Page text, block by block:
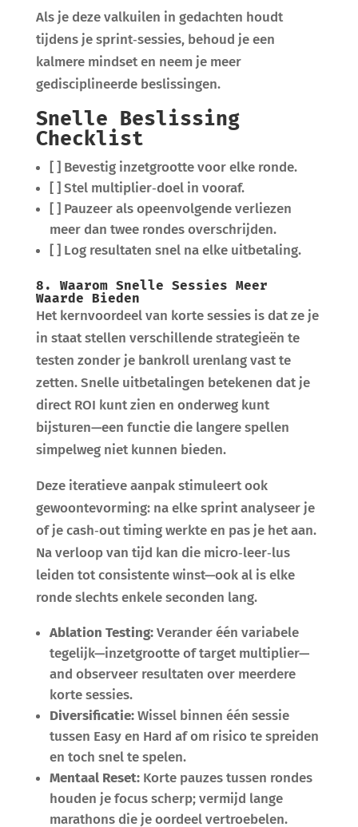
Als je deze valkuilen in gedachten houdt
tijdens je sprint‑sessies, behoud je een
kalmere mindset en neem je meer
gedisciplineerde beslissingen.
Snelle Beslissing
Checklist
[ ] Bevestig inzetgrootte voor elke ronde.
[ ] Stel multiplier‑doel in vooraf.
[ ] Pauzeer als opeenvolgende verliezen
meer dan twee rondes overschrijden.
[ ] Log resultaten snel na elke uitbetaling.
8. Waarom Snelle Sessies Meer
Waarde Bieden
Het kernvoordeel van korte sessies is dat ze je
in staat stellen verschillende strategieën te
testen zonder je bankroll urenlang vast te
zetten. Snelle uitbetalingen betekenen dat je
direct ROI kunt zien en onderweg kunt
bijsturen—een functie die langere spellen
simpelweg niet kunnen bieden.
Deze iteratieve aanpak stimuleert ook
gewoontevorming: na elke sprint analyseer je
of je cash‑out timing werkte en pas je het aan.
Na verloop van tijd kan die micro‑leer‑lus
leiden tot consistente winst—ook al is elke
ronde slechts enkele seconden lang.
Ablation Testing:Verander één variabele
tegelijk—inzetgrootte of target multiplier—
and observeer resultaten over meerdere
korte sessies.
Diversificatie:Wissel binnen één sessie
tussen Easy en Hard af om risico te spreiden
en toch snel te spelen.
Mentaal Reset:Korte pauzes tussen rondes
houden je focus scherp; vermijd lange
marathons die je oordeel vertroebelen.